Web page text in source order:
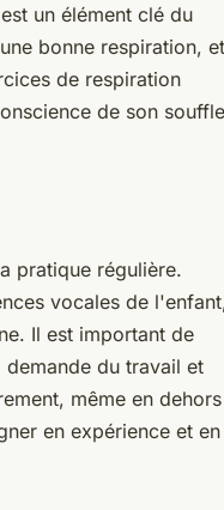
est un élément clé du
bonne respiration, et
de respiration
de son souffle
pratique régulière.
vocales de
Il est important de
du travail et
même en dehors
en expérience et en